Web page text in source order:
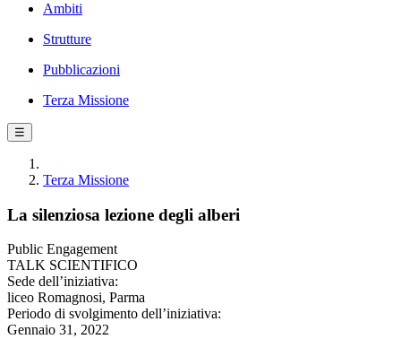
Ambiti
Strutture
Pubblicazioni
Terza Missione
☰
Terza Missione
La silenziosa lezione degli alberi
Public Engagement
TALK SCIENTIFICO
Sede dell’iniziativa:
liceo Romagnosi, Parma
Periodo di svolgimento dell’iniziativa:
Gennaio 31, 2022